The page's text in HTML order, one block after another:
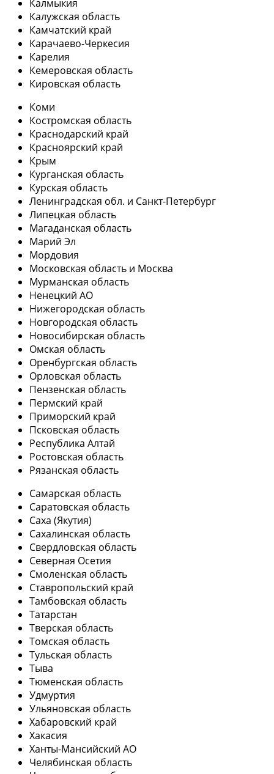
Калмыкия
Калужская область
Камчатский край
Карачаево-Черкесия
Карелия
Кемеровская область
Кировская область
Коми
Костромская область
Краснодарский край
Красноярский край
Крым
Курганская область
Курская область
Ленинградская обл. и Санкт-Петербург
Липецкая область
Магаданская область
Марий Эл
Мордовия
Московская область и Москва
Мурманская область
Ненецкий АО
Нижегородская область
Новгородская область
Новосибирская область
Омская область
Оренбургская область
Орловская область
Пензенская область
Пермский край
Приморский край
Псковская область
Республика Алтай
Ростовская область
Рязанская область
Самарская область
Саратовская область
Саха (Якутия)
Сахалинская область
Свердловская область
Северная Осетия
Смоленская область
Ставропольский край
Тамбовская область
Татарстан
Тверская область
Томская область
Тульская область
Тыва
Тюменская область
Удмуртия
Ульяновская область
Хабаровский край
Хакасия
Ханты-Мансийский АО
Челябинская область